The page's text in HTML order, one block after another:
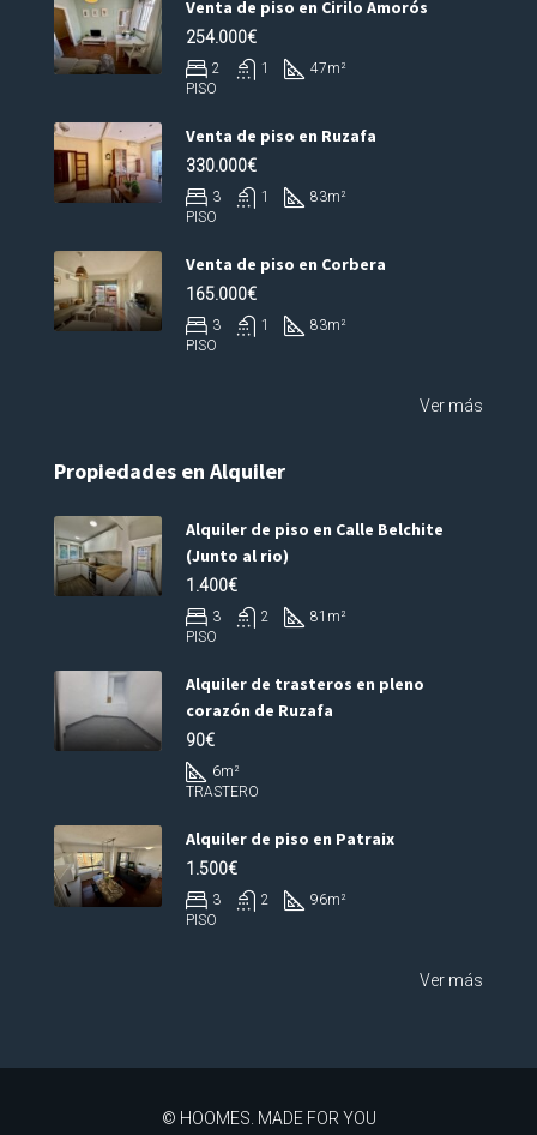
Venta de piso en Cirilo Amorós
254.000€
2 1 47m²
PISO
Venta de piso en Ruzafa
330.000€
3 1 83m²
PISO
Venta de piso en Corbera
165.000€
3 1 83m²
PISO
Ver más
Propiedades en Alquiler
Alquiler de piso en Calle Belchite
(Junto al rio)
1.400€
3 2 81 m²
PISO
Alquiler de trasteros en pleno
corazón de Ruzafa
90€
6m²
TRASTERO
Alquiler de piso en Patraix
1.500€
3 2 96m²
PISO
Ver más
© HOOMES. MADE FOR YOU